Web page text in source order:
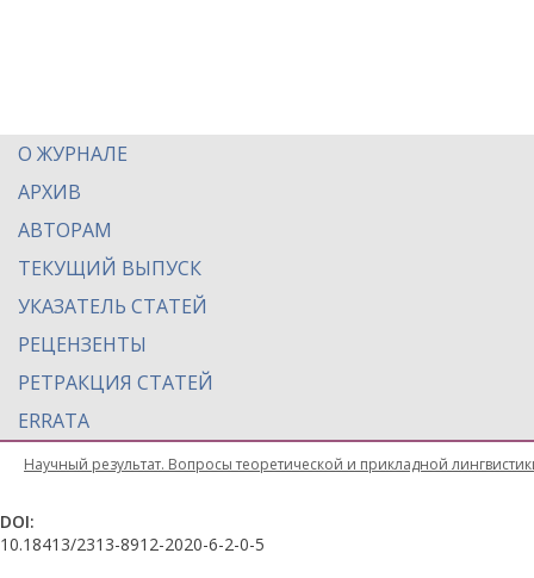
О ЖУРНАЛЕ
АРХИВ
АВТОРАМ
ТЕКУЩИЙ ВЫПУСК
УКАЗАТЕЛЬ СТАТЕЙ
РЕЦЕНЗЕНТЫ
РЕТРАКЦИЯ СТАТЕЙ
ERRATA
Научный результат. Вопросы теоретической и прикладной
DOI:
10.18413/2313-8912-2020-6-2-0-5